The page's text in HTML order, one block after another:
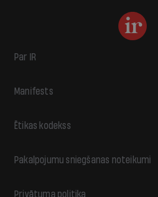
Par IR
Manifests
Ētikas kodekss
Pakalpojumu sniegšanas noteikumi
Privātuma politika